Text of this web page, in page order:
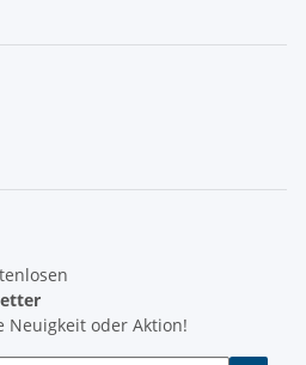
Neuigkeit oder Aktion!